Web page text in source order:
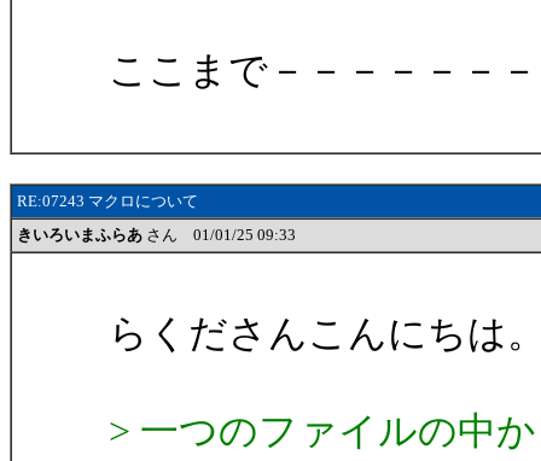
ここまで－－－－－－－
RE:07243 マクロについて
きいろいまふらあ さん 01/01/25 09:33
らくださんこんにちは
> 一つのファイルの中